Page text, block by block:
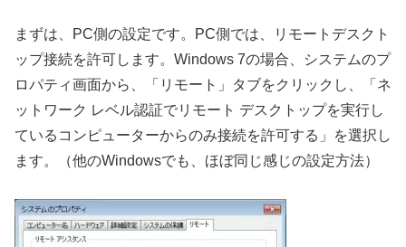
まずは、PC側の設定です。PC側では、リモートデスクト
ップ接続を許可します。Windows 7の場合、システムのプ
ロパティ画面から、「リモート」タブをクリックし、「ネ
ットワーク レベル認証でリモート デスクトップを実行し
ているコンピューターからのみ接続を許可する」を選択し
ます。（他のWindowsでも、ほぼ同じ感じの設定方法）